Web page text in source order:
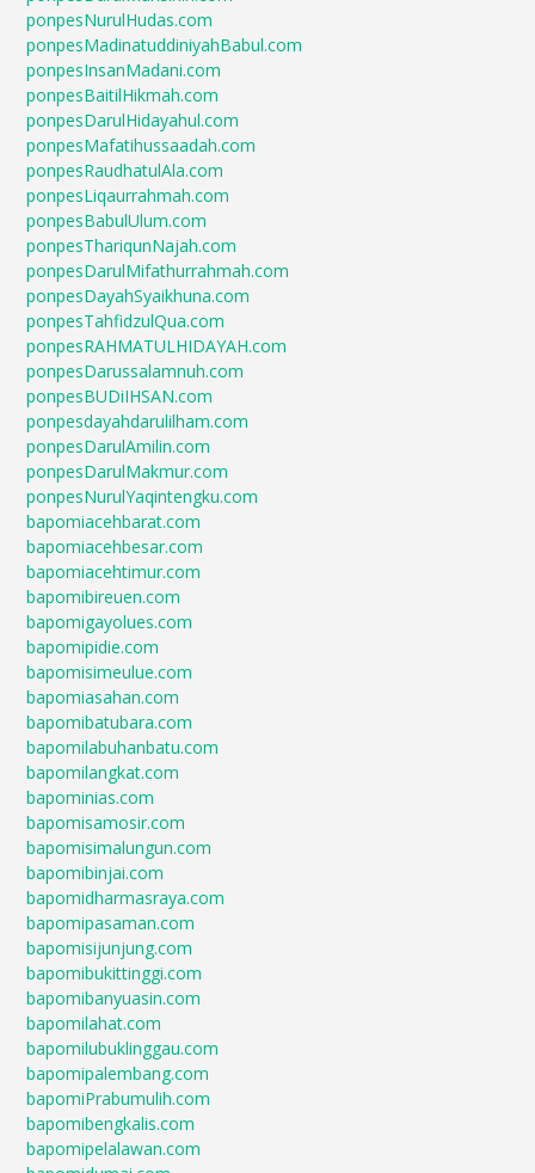
ponpesNurulHudas.com
ponpesMadinatuddiniyahBabul.com
ponpesInsanMadani.com
ponpesBaitilHikmah.com
ponpesDarulHidayahul.com
ponpesMafatihussaadah.com
ponpesRaudhatulAla.com
ponpesLiqaurrahmah.com
ponpesBabulUlum.com
ponpesThariqunNajah.com
ponpesDarulMifathurrahmah.com
ponpesDayahSyaikhuna.com
ponpesTahfidzulQua.com
ponpesRAHMATULHIDAYAH.com
ponpesDarussalamnuh.com
ponpesBUDiIHSAN.com
ponpesdayahdarulilham.com
ponpesDarulAmilin.com
ponpesDarulMakmur.com
ponpesNurulYaqintengku.com
bapomiacehbarat.com
bapomiacehbesar.com
bapomiacehtimur.com
bapomibireuen.com
bapomigayolues.com
bapomipidie.com
bapomisimeulue.com
bapomiasahan.com
bapomibatubara.com
bapomilabuhanbatu.com
bapomilangkat.com
bapominias.com
bapomisamosir.com
bapomisimalungun.com
bapomibinjai.com
bapomidharmasraya.com
bapomipasaman.com
bapomisijunjung.com
bapomibukittinggi.com
bapomibanyuasin.com
bapomilahat.com
bapomilubuklinggau.com
bapomipalembang.com
bapomiPrabumulih.com
bapomibengkalis.com
bapomipelalawan.com